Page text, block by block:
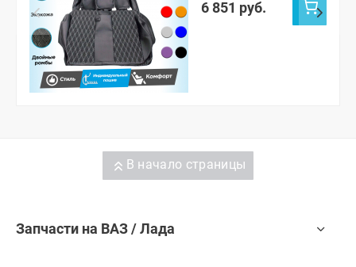
6 851 руб.
В начало страницы
Запчасти на ВАЗ / Лада